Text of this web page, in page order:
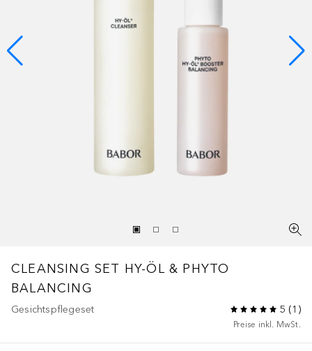
CLEANSING SET HY-ÖL & PHYTO
BALANCING
Gesichtspflegeset 5 (1 )
Preise inkl. MwSt.